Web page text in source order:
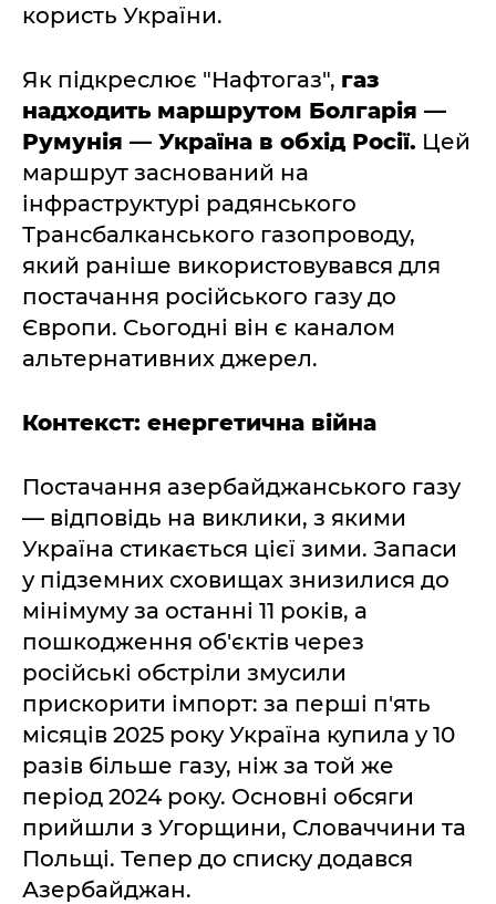
користь України.
Як підкреслює "Нафтогаз", газ
надходить маршрутом Болгарія —
Румунія — Україна в обхід Росії. Цей
маршрут заснований на
інфраструктурі радянського
Трансбалканського газопроводу,
який раніше використовувався для
постачання російського газу до
Європи. Сьогодні він є каналом
альтернативних джерел.
Контекст: енергетична війна
Постачання азербайджанського газу
— відповідь на виклики, з якими
Україна стикається цієї зими. Запаси
у підземних сховищах знизилися до
мінімуму за останні 11 років, а
пошкодження об'єктів через
російські обстріли змусили
прискорити імпорт: за перші п'ять
місяців 2025 року Україна купила у 10
разів більше газу, ніж за той же
період 2024 року. Основні обсяги
прийшли з Угорщини, Словаччини та
Польщі. Тепер до списку додався
Азербайджан.